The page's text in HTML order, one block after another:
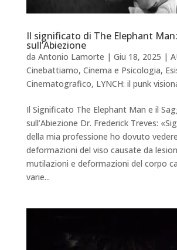
Il significato di The Elephant
sull’Abiezione
da Antonio Lamorte | Giu 18, 2025 |
Cinebattiamo, Cinema e Psicologia,
Cinematografico, LYNCH: il punk
Il Significato The Elephant Man e il
sull’Abiezione Dr. Frederick Treves:
della mia professione ho dovuto
deformazioni del viso causate da
mutilazioni e deformazioni del corpo
varie...